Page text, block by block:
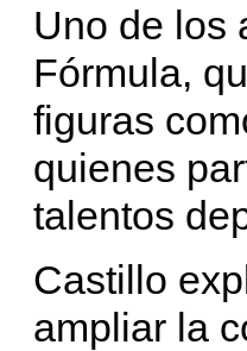
Uno de los
Fórmula,
figuras
quienes
talentos
Castillo
ampliar la